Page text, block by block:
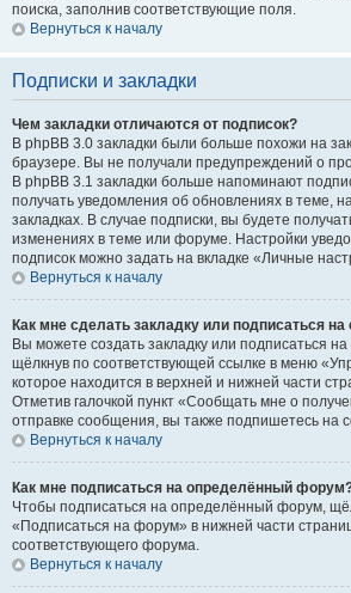
поиска, заполнив соответствующие поля.
Вернуться к началу
Подписки и закладки
Чем закладки отличаются от подписок?
В phpBB 3.0 закладки были больше похожи на
браузере. Вы не получали предупреждений о
В phpBB 3.1 закладки больше напоминают
получать уведомления об обновлениях в теме,
закладках. В случае подписки, вы будете
изменениях в теме или форуме. Настройки
подписок можно задать на вкладке «Личные
Вернуться к началу
Как мне сделать закладку или подписаться
Вы можете создать закладку или подписаться
щёлкнув по соответствующей ссылке в меню
которое находится в верхней и нижней части
Отметив галочкой пункт «Сообщать мне о
отправке сообщения, вы также подпишетесь на
Вернуться к началу
Как мне подписаться на определённый
Чтобы подписаться на определённый форум,
«Подписаться на форум» в нижней части
соответствующего форума.
Вернуться к началу